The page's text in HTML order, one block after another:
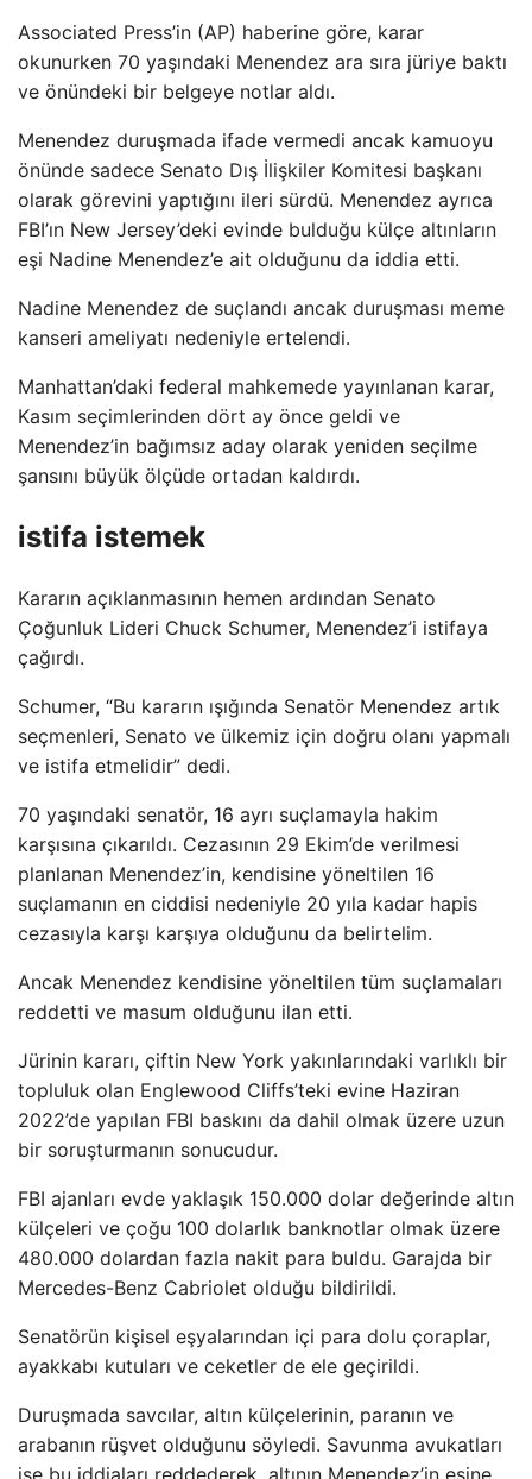
Associated Press’in (AP) haberine göre, karar
okunurken 70 yaşındaki Menendez ara sıra jüriye baktı
ve önündeki bir belgeye notlar aldı.
Menendez duruşmada ifade vermedi ancak kamuoyu
önünde sadece Senato Dış İlişkiler Komitesi başkanı
olarak görevini yaptığını ileri sürdü. Menendez ayrıca
FBI’ın New Jersey’deki evinde bulduğu külçe altınların
eşi Nadine Menendez’e ait olduğunu da iddia etti.
Nadine Menendez de suçlandı ancak duruşması meme
kanseri ameliyatı nedeniyle ertelendi.
Manhattan’daki federal mahkemede yayınlanan karar,
Kasım seçimlerinden dört ay önce geldi ve
Menendez’in bağımsız aday olarak yeniden seçilme
şansını büyük ölçüde ortadan kaldırdı.
istifa istemek
Kararın açıklanmasının hemen ardından Senato
Çoğunluk Lideri Chuck Schumer, Menendez’i istifaya
çağırdı.
Schumer, “Bu kararın ışığında Senatör Menendez artık
seçmenleri, Senato ve ülkemiz için doğru olanı yapmalı
ve istifa etmelidir” dedi.
70 yaşındaki senatör, 16 ayrı suçlamayla hakim
karşısına çıkarıldı. Cezasının 29 Ekim’de verilmesi
planlanan Menendez’in, kendisine yöneltilen 16
suçlamanın en ciddisi nedeniyle 20 yıla kadar hapis
cezasıyla karşı karşıya olduğunu da belirtelim.
Ancak Menendez kendisine yöneltilen tüm suçlamaları
reddetti ve masum olduğunu ilan etti.
Jürinin kararı, çiftin New York yakınlarındaki varlıklı bir
topluluk olan Englewood Cliffs’teki evine Haziran
2022’de yapılan FBI baskını da dahil olmak üzere uzun
bir soruşturmanın sonucudur.
FBI ajanları evde yaklaşık 150.000 dolar değerinde altın
külçeleri ve çoğu 100 dolarlık banknotlar olmak üzere
480.000 dolardan fazla nakit para buldu. Garajda bir
Mercedes-Benz Cabriolet olduğu bildirildi.
Senatörün kişisel eşyalarından içi para dolu çoraplar,
ayakkabı kutuları ve ceketler de ele geçirildi.
Duruşmada savcılar, altın külçelerinin, paranın ve
arabanın rüşvet olduğunu söyledi. Savunma avukatları
ise bu iddiaları reddederek, altının Menendez’in eşine